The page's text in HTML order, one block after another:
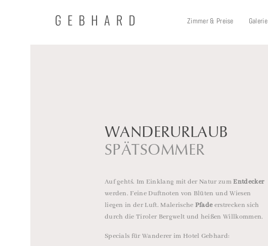
Zimmer & Preise Galerie
WANDERURLAUB
SPÄTSOMMER
Auf geht´s. Im Einklang mit der Natur zumEntdecker
werden. Feine Duftnoten von Blüten und Wiesen
liegen in der Luft. Malerische Pfadeerstrecken sich
durch die Tiroler Bergwelt und heißen Willkommen.
Specials für Wanderer im Hotel Gebhard: